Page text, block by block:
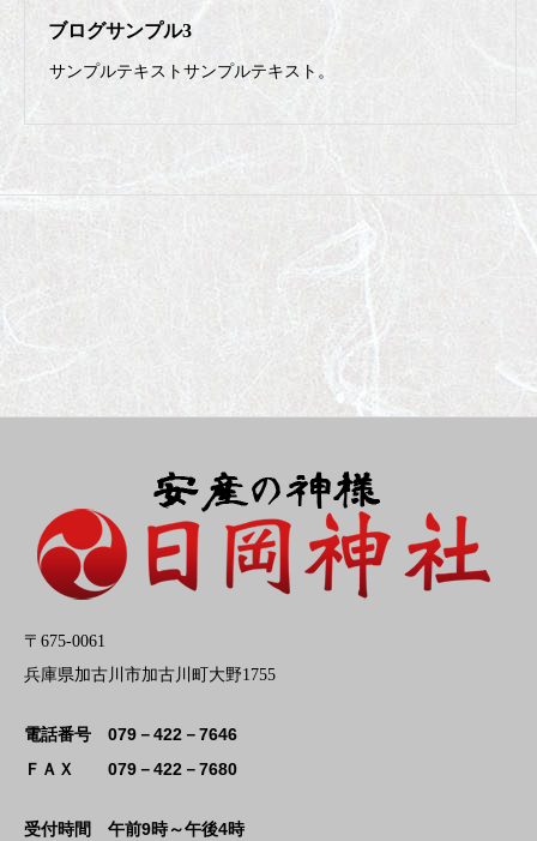
ブログサンプル3
サンプルテキストサンプルテキスト。
〒675-0061
兵庫県加古川市加古川町大野1755
電話番号 079－422－7646
ＦＡＸ 079－422－7680
受付時間 午前9時～午後4時